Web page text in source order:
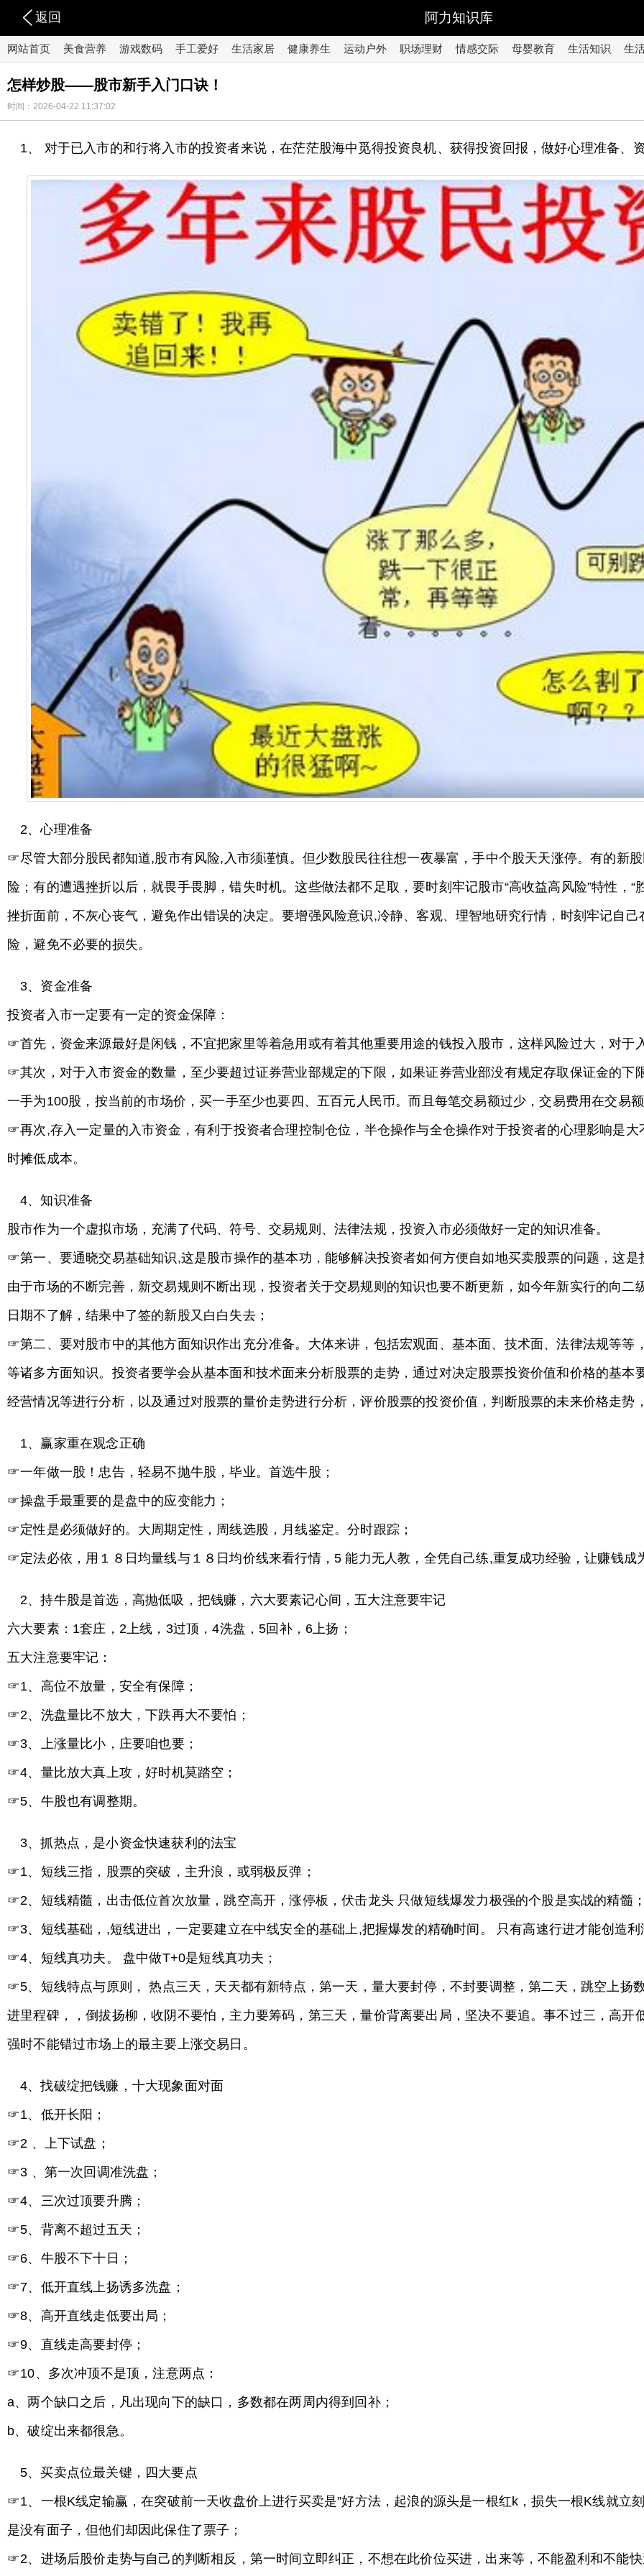
返回 阿力知识库
网站首页 美食营养 游戏数码 手工爱好 生活家居 健康养生 运动户外 职场理财 情感交际 母婴教育 生活知识 生
怎样炒股——股市新手入门口诀！
时间：2026-04-22 11:37:02
1、 对于已入市的和行将入市的投资者来说，在茫茫股海中觅得投资良机、获得投资回报，做好心理准备、
2、心理准备
☞尽管大部分股民都知道,股市有风险,入市须谨慎。但少数股民往往想一夜暴富，手中个股天天涨停。有的新
险；有的遭遇挫折以后，就畏手畏脚，错失时机。这些做法都不足取，要时刻牢记股市“高收益高风险”特性，
挫折面前，不灰心丧气，避免作出错误的决定。要增强风险意识,冷静、客观、理智地研究行情，时刻牢记自
险，避免不必要的损失。
3、资金准备
投资者入市一定要有一定的资金保障：
☞首先，资金来源最好是闲钱，不宜把家里等着急用或有着其他重要用途的钱投入股市，这样风险过大，对
☞其次，对于入市资金的数量，至少要超过证券营业部规定的下限，如果证券营业部没有规定存取保证金的下
一手为100股，按当前的市场价，买一手至少也要四、五百元人民币。而且每笔交易额过少，交易费用在交易
☞再次,存入一定量的入市资金，有利于投资者合理控制仓位，半仓操作与全仓操作对于投资者的心理影响是
时摊低成本。
4、知识准备
股市作为一个虚拟市场，充满了代码、符号、交易规则、法律法规，投资入市必须做好一定的知识准备。
☞第一、要通晓交易基础知识,这是股市操作的基本功，能够解决投资者如何方便自如地买卖股票的问题，这
由于市场的不断完善，新交易规则不断出现，投资者关于交易规则的知识也要不断更新，如今年新实行的向
日期不了解，结果中了签的新股又白白失去；
☞第二、要对股市中的其他方面知识作出充分准备。大体来讲，包括宏观面、基本面、技术面、法律法规等等
等诸多方面知识。投资者要学会从基本面和技术面来分析股票的走势，通过对决定股票投资价值和价格的基本
经营情况等进行分析，以及通过对股票的量价走势进行分析，评价股票的投资价值，判断股票的未来价格走势
1、赢家重在观念正确
☞一年做一股！忠告，轻易不抛牛股，毕业。首选牛股；
☞操盘手最重要的是盘中的应变能力；
☞定性是必须做好的。大周期定性，周线选股，月线鉴定。分时跟踪；
☞定法必依，用１８日均量线与１８日均价线来看行情，5 能力无人教，全凭自己练,重复成功经验，让赚钱成
2、持牛股是首选，高抛低吸，把钱赚，六大要素记心间，五大注意要牢记
六大要素：1套庄，2上线，3过顶，4洗盘，5回补，6上扬；
五大注意要牢记：
☞1、高位不放量，安全有保障；
☞2、洗盘量比不放大，下跌再大不要怕；
☞3、上涨量比小，庄要咱也要；
☞4、量比放大真上攻，好时机莫踏空；
☞5、牛股也有调整期。
3、抓热点，是小资金快速获利的法宝
☞1、短线三指，股票的突破，主升浪，或弱极反弹；
☞2、短线精髓，出击低位首次放量，跳空高开，涨停板，伏击龙头 只做短线爆发力极强的个股是实战的精髓；
☞3、短线基础，,短线进出，一定要建立在中线安全的基础上,把握爆发的精确时间。 只有高速行进才能创造利
☞4、短线真功夫。 盘中做T+0是短线真功夫；
☞5、短线特点与原则， 热点三天，天天都有新特点，第一天，量大要封停，不封要调整，第二天，跳空上扬
进里程碑，，倒拔扬柳，收阴不要怕，主力要筹码，第三天，量价背离要出局，坚决不要追。事不过三，高
强时不能错过市场上的最主要上涨交易日。
4、找破绽把钱赚，十大现象面对面
☞1、低开长阳；
☞2 、上下试盘；
☞3 、第一次回调准洗盘；
☞4、三次过顶要升腾；
☞5、背离不超过五天；
☞6、牛股不下十日；
☞7、低开直线上扬诱多洗盘；
☞8、高开直线走低要出局；
☞9、直线走高要封停；
☞10、多次冲顶不是顶，注意两点：
a、两个缺口之后，凡出现向下的缺口，多数都在两周内得到回补；
b、破绽出来都很急。
5、买卖点位最关键，四大要点
☞1、一根K线定输赢，在突破前一天收盘价上进行买卖是”好方法，起浪的源头是一根红k，损失一根K线就立
是没有面子，但他们却因此保住了票子；
☞2、进场后股价走势与自己的判断相反，第一时间立即纠正，不想在此价位买进，出来等，不能盈利和不能